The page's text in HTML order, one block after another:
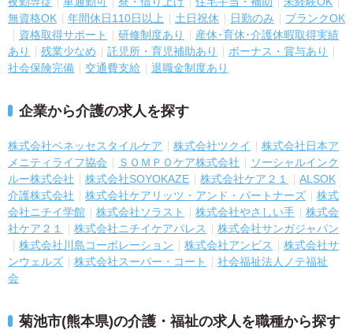
無資格OK
年間休日110日以上 土日祝休 日勤のみ
ブランクOK
資格取得サポート
研修制度あり
産休･育休･介護休暇取得実績
あり
残業少なめ 託児所・育児補助あり
ボーナス・賞与あり
社会保険完備
交通費支給 退職金制度あり
企業から介護の求人を探す
株式会社ベネッセスタイルケア 株式会社ツクイ
株式会社日本ア
メニティライフ協会
ＳＯＭＰＯケア株式会社
ソーシャルインク
ルー株式会社
株式会社SOYOKAZE 株式会社ケア２１
ALSOK
介護株式会社
株式会社ケアリッツ・アンド・パートナーズ
株式
会社ニチイ学館
株式会社ソラスト 株式会社やさしい手
株式会
社ケア２１
株式会社ニチイケアパレス
株式会社サンガジャパン
株式会社川島コーポレーション
株式会社アンビス
株式会社サ
ンウェルズ
株式会社スーパー・コート
社会福祉法人ノテ福祉
会
菊池市(熊本県)の介護・福祉の求人を職種から探す